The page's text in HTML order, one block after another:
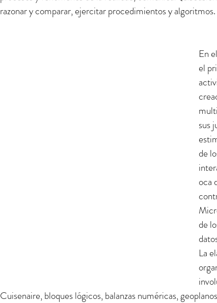
razonar y comparar, ejercitar procedimientos y algoritmos.
En
el
sus
de
oca
de
La
Cuisenaire, bloques lógicos, balanzas numéricas,